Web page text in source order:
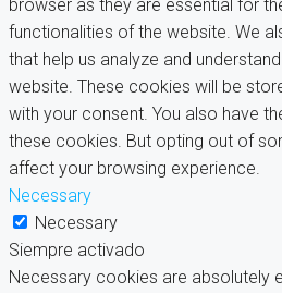
browser as they are essential for
functionalities of the website. We
that help us analyze and
website. These cookies will be
with your consent. You also have
these cookies. But opting out of
affect your browsing experience.
Necessary
Necessary
Siempre activado
Necessary cookies are absolutely